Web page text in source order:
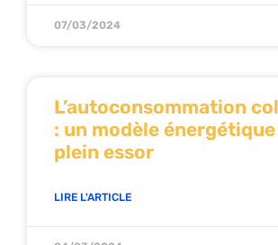
07/03/2024
L’autoconsommation
: un modèle énergétique
plein essor
LIRE L'ARTICLE